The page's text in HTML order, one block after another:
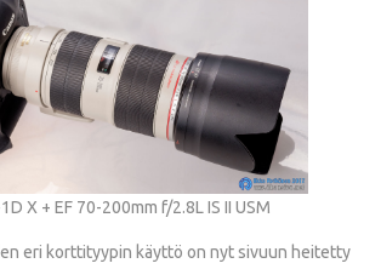
X + EF 70-200mm f/2.8L IS II USM
eri korttityypin käyttö on nyt sivuun heitetty